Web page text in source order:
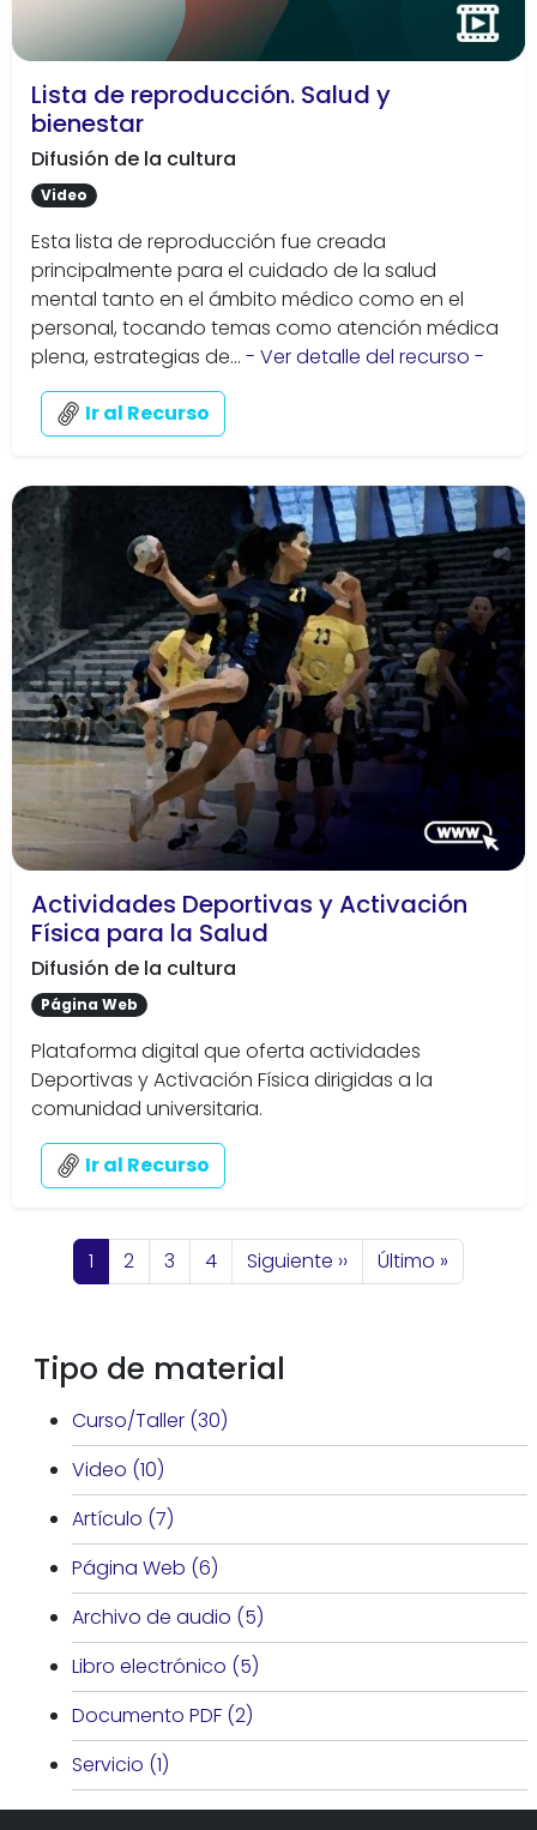
Tipo de material
Curso/Taller (30)
Video (10)
Artículo (7)
Página Web (6)
Archivo de audio (5)
Libro electrónico (5)
Documento PDF (2)
Servicio (1)
Lista de reproducción. Salud y
bienestar
Difusión de la cultura
Video
Esta lista de reproducción fue creada
principalmente para el cuidado de la salud
mental tanto en el ámbito médico como en el
personal, tocando temas como atención médica
plena, estrategias de... - Ver detalle del recurso -
Ir al Recurso
Actividades Deportivas y Activación
Física para la Salud
Difusión de la cultura
Página Web
Plataforma digital que oferta actividades
Deportivas y Activación Física dirigidas a la
comunidad universitaria.
Ir al Recurso
Paginación
Página actual
1 Página
2 Página
3 Página
4 Siguiente página
Siguiente ›› Última página
Último »